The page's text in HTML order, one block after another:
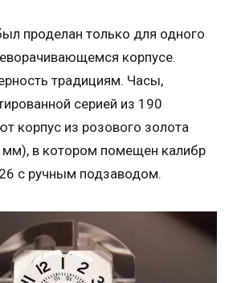
проделан только для одного
корпусе.
традициям. Часы,
серией из 190
корпус из розового золота
мм), в котором помещен калибр
с ручным подзаводом.